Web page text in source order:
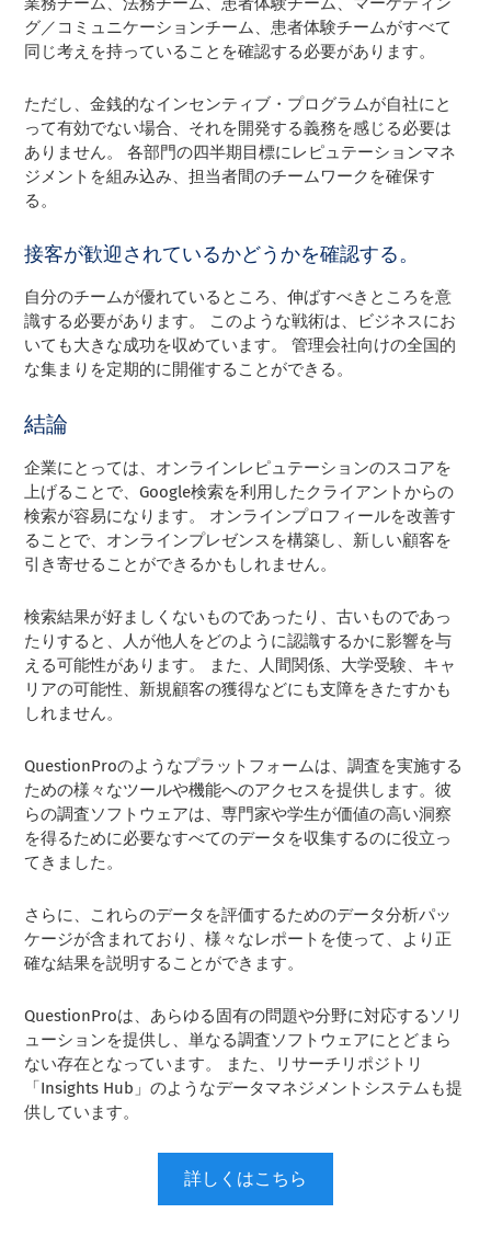
グ／コミュニケーションチーム、患者体験チームがすべて
同じ考えを持っていることを確認する必要があります。
ただし、金銭的なインセンティブ・プログラムが自社にと
って有効でない場合、それを開発する義務を感じる必要は
ありません。 各部門の四半期目標にレピュテーションマネ
ジメントを組み込み、担当者間のチームワークを確保す
る。
接客が歓迎されているかどうかを確認する。
自分のチームが優れているところ、伸ばすべきところを意
識する必要があります。 このような戦術は、ビジネスにお
いても大きな成功を収めています。 管理会社向けの全国的
な集まりを定期的に開催することができる。
結論
企業にとっては、オンラインレピュテーションのスコアを
上げることで、Google検索を利用したクライアントからの
検索が容易になります。 オンラインプロフィールを改善す
ることで、オンラインプレゼンスを構築し、新しい顧客を
引き寄せることができるかもしれません。
検索結果が好ましくないものであったり、古いものであっ
たりすると、人が他人をどのように認識するかに影響を与
える可能性があります。 また、人間関係、大学受験、キャ
リアの可能性、新規顧客の獲得などにも支障をきたすかも
しれません。
QuestionProのようなプラットフォームは、調査を実施する
ための様々なツールや機能へのアクセスを提供します。彼
らの調査ソフトウェアは、専門家や学生が価値の高い洞察
を得るために必要なすべてのデータを収集するのに役立っ
てきました。
さらに、これらのデータを評価するためのデータ分析パッ
ケージが含まれており、様々なレポートを使って、より正
確な結果を説明することができます。
QuestionProは、あらゆる固有の問題や分野に対応するソリ
ューションを提供し、単なる調査ソフトウェアにとどまら
ない存在となっています。 また、リサーチリポジトリ
「Insights Hub」のようなデータマネジメントシステムも提
供しています。
詳しくはこちら